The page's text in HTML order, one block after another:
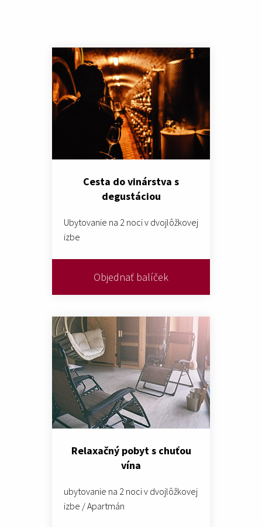
Cesta do vinárstva s
degustáciou
Ubytovanie na 2 noci v dvojlôžkovej
izbe
Objednať balíček
Relaxačný pobyt s chuťou
vína
ubytovanie na 2 noci v dvojlôžkovej
izbe / Apartmán